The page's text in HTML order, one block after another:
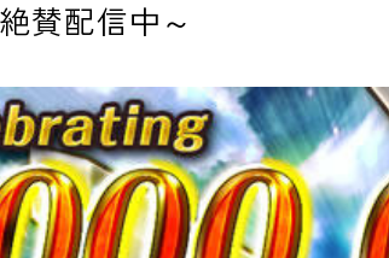
賛配信中～